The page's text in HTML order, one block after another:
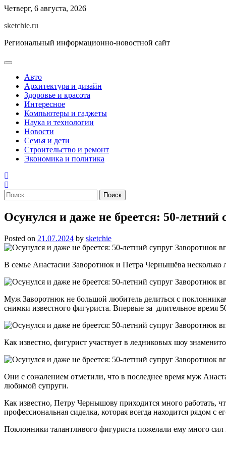
Skip
content
Четверг, 6 августа, 2026
sketchie.ru
Региональный информационно-новостной сайт
Авто
Архитектура и дизайн
Здоровье и красота
Интересное
Компьютеры и гаджеты
Наука и технологии
Новости
Семья и дети
Строительство и ремонт
Экономика и политика
Найти:
Осунулся и даже не бреется: 50-
Posted on 21.07.2024 by sketchie
В семье Анастасии Заворотнюк и Петра Чернышёва несколько
Муж Заворотнюк не большой любитель делиться с
снимки известного фигуриста. Впервые за длительное
Как известно, фигурист участвует в ледниковых шоу
Они с сожалением отметили, что в последнее время муж
любимой супруги.
Как известно, Петру Чернышову приходится много работать,
профессиональная сиделка, которая всегда находится рядом с
Поклонники талантливого фигуриста пожелали ему много сил